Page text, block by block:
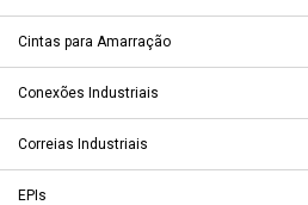
Cintas para Amarração
Conexões Industriais
Correias Industriais
EPIs